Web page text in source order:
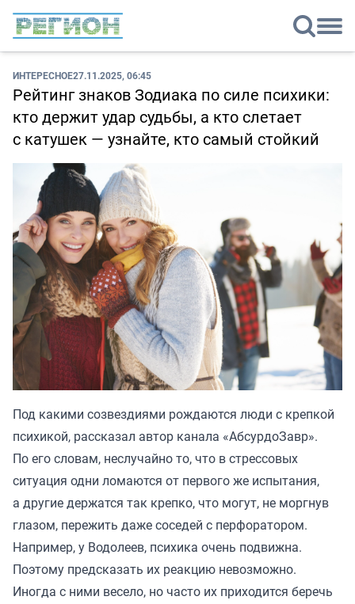
ИНТЕРЕСНОЕ27.11.2025, 06:45
Рейтинг знаков Зодиака по силе психики:
кто держит удар судьбы, а кто слетает
с катушек — узнайте, кто самый стойкий
Под какими созвездиями рождаются люди с крепкой
психикой, рассказал автор канала «АбсурдоЗавр».
По его словам, неслучайно то, что в стрессовых
ситуация одни ломаются от первого же испытания,
а другие держатся так крепко, что могут, не моргнув
глазом, пережить даже соседей с перфоратором.
Например, у Водолеев, психика очень подвижна.
Поэтому предсказать их реакцию невозможно.
Иногда с ними весело, но часто их приходится беречь